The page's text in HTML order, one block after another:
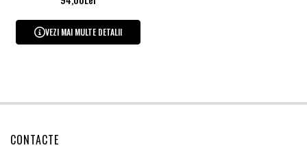
VEZI MAI MULTE DETALII
CONTACTE